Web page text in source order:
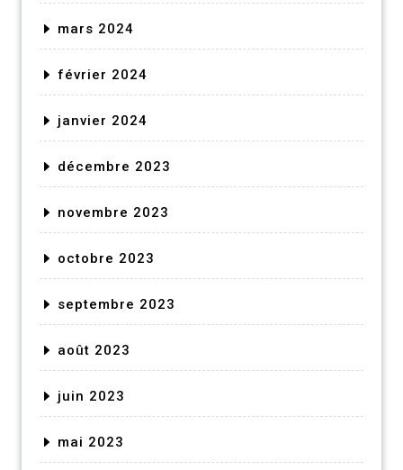
mars 2024
février 2024
janvier 2024
décembre 2023
novembre 2023
octobre 2023
septembre 2023
août 2023
juin 2023
mai 2023